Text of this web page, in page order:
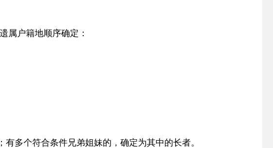
属户籍地顺序确定：
多个符合条件兄弟姐妹的，确定为其中的长者。